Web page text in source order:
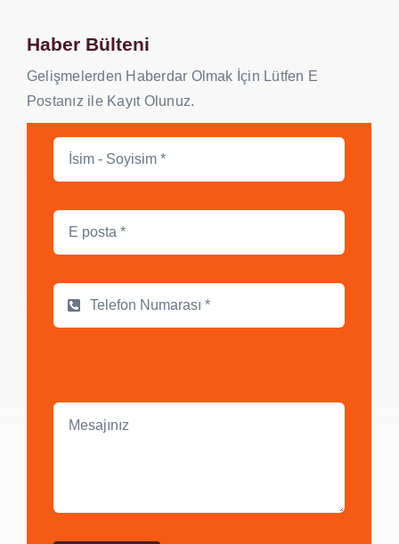
Haber Bülteni
Gelişmelerden Haberdar Olmak İçin Lütfen E
Postanız ile Kayıt Olunuz.